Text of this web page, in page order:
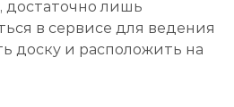
достаточно лишь
в сервисе для ведения
доску и расположить на